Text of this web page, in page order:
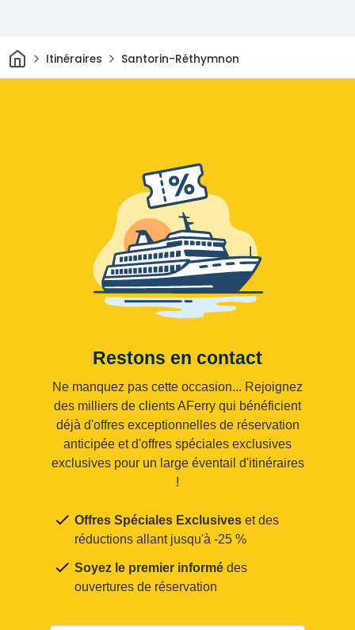
Maison
Itinéraires Santorin-Réthymnon
Restons en contact
Ne manquez pas cette occasion... Rejoignez
des milliers de clients AFerry qui bénéficient
déjà d'offres exceptionnelles de réservation
anticipée et d'offres spéciales exclusives
exclusives pour un large éventail d'itinéraires
!
Offres Spéciales Exclusives et des
réductions allant jusqu'à -25 %
Soyez le premier informé des
ouvertures de réservation